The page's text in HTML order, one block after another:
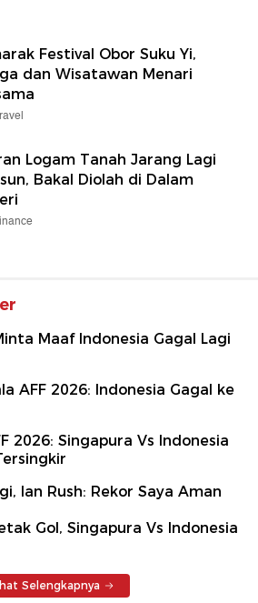
Festival Obor Suku Yi,
dan Wisatawan Menari
Logam Tanah Jarang Lagi
Bakal Diolah di Dalam
Maaf Indonesia Gagal Lagi
AFF 2026: Indonesia Gagal ke
2026: Singapura Vs Indonesia
Ian Rush: Rekor Saya Aman
Gol, Singapura Vs Indonesia
Selengkapnya